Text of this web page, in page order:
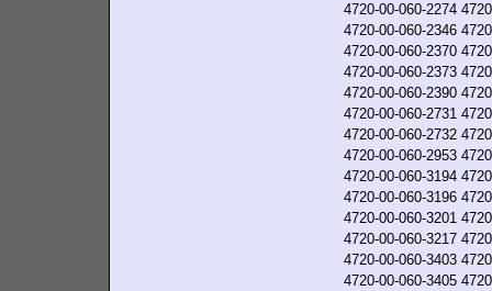
4720-00-060-2274
4720-00-060-2346
4720-00-060-2370
4720-00-060-2373
4720-00-060-2390
4720-00-060-2731
4720-00-060-2732
4720-00-060-2953
4720-00-060-3194
4720-00-060-3196
4720-00-060-3201
4720-00-060-3217
4720-00-060-3403
4720-00-060-3405